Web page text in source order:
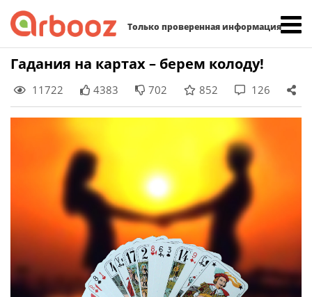
Только проверенная информация
Skip
content
Гадания на картах – берем колоду!
11722 4383 702 852 126
Найти: